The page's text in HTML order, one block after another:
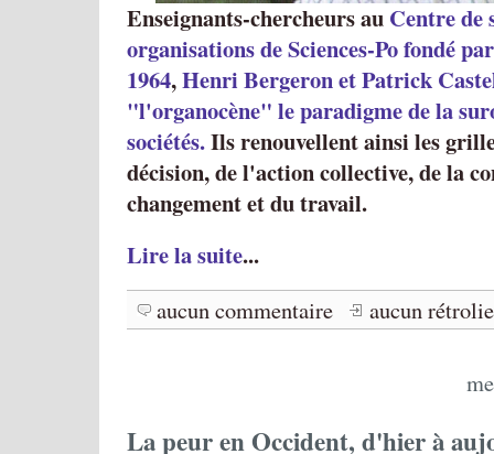
Enseignants-chercheurs au Centre de
organisations de Sciences-Po fondé
1964,Henri Bergeron et Patrick
"l'organocène" le paradigme de la
sociétés.Ils renouvellent ainsi les
décision, de l'action collective, de la
changement et du travail.
Lire la suite...
aucun commentaire aucun
La peur en Occident, d'hier à